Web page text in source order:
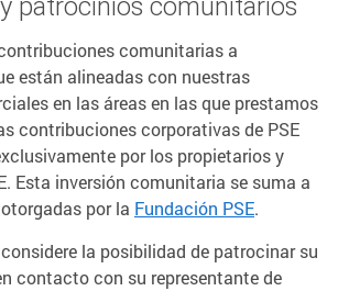
comunitarias a
están alineadas con nuestras
en las áreas en las que prestamos
contribuciones corporativas de PSE
por los propietarios y
Esta inversión comunitaria se suma a
por la Fundación PSE.
considere la posibilidad de patrocinar su
contacto con su representante de